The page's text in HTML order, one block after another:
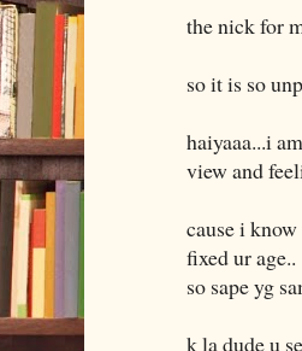
the nick for
so it is so
haiyaaa...i
view and
cause i
fixed ur age..
so sape yg
k la dude u